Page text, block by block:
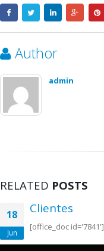
Author
admin
RELATED POSTS
18
Jun
Clientes
[office_doc id='7841']